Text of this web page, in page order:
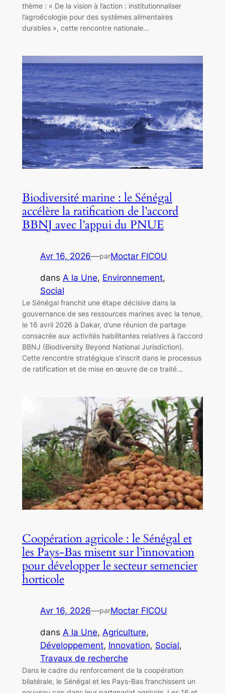
thème : « De la vision à l’action : institutionnaliser
l’agroécologie pour des systèmes alimentaires
durables », cette rencontre nationale…
Biodiversité marine : le Sénégal
accélère la ratification de l’accord
BBNJ avec l’appui du PNUE
Avr 16, 2026—parMoctar FICOU
dans A la Une, Environnement
Social
Le Sénégal franchit une étape décisive dans la
gouvernance de ses ressources marines avec la tenue,
le 16 avril 2026 à Dakar, d’une réunion de partage
consacrée aux activités habilitantes relatives à l’accord
BBNJ (Biodiversity Beyond National Jurisdiction).
Cette rencontre stratégique s’inscrit dans le processus
de ratification et de mise en œuvre de ce traité…
Coopération agricole : le Sénégal et
les Pays-Bas misent sur l’innovation
pour développer le secteur semencier
horticole
Avr 16, 2026—parMoctar FICOU
dans A la Une, Agriculture
Développement, Innovation, Social
Travaux de recherche
Dans le cadre du renforcement de la coopération
bilatérale, le Sénégal et les Pays-Bas franchissent un